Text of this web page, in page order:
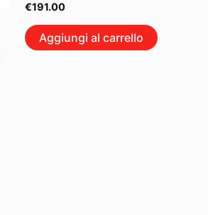
€191.00
Aggiungi al carrello